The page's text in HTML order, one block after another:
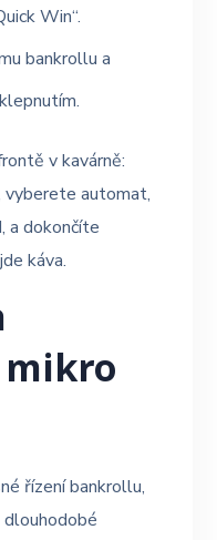
Win“.
bankrollu a
v kavárně:
automat,
a dokončíte
káva.
řízení bankrollu,